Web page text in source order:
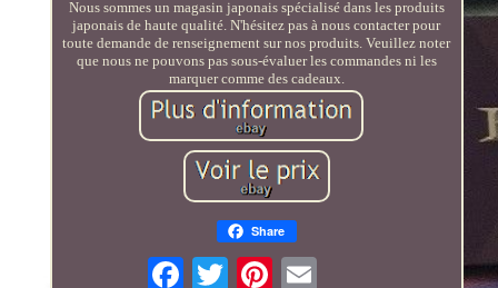
Nous sommes un magasin japonais spécialisé dans les produits
japonais de haute qualité. N'hésitez pas à nous contacter pour
toute demande de renseignement sur nos produits. Veuillez noter
que nous ne pouvons pas sous-évaluer les commandes ni les
marquer comme des cadeaux.
Share